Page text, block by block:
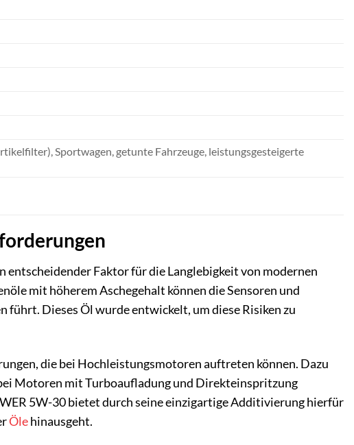
Sportwagen, getunte Fahrzeuge, leistungsgesteigerte
Faktor für die Langlebigkeit von modernen
mit höherem Aschegehalt können die Sensoren und
Dieses Öl wurde entwickelt, um diese Risiken zu
die bei Hochleistungsmotoren auftreten können. Dazu
Motoren mit Turboaufladung und Direkteinspritzung
5W-30 bietet durch seine einzigartige Additivierung hierfür
Ölehinausgeht.